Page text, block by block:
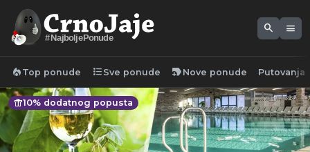
#NajboljePonude
search menu
local_fire_department Top ponude format_list_bulleted Sve ponude new_label Nove ponude Putovanja
featured_seasonal_and_gifts10% dodatnog popusta